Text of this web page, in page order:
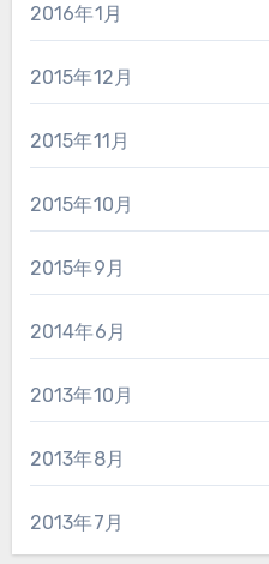
2016年1月
2015年12月
2015年11月
2015年10月
2015年9月
2014年6月
2013年10月
2013年8月
2013年7月